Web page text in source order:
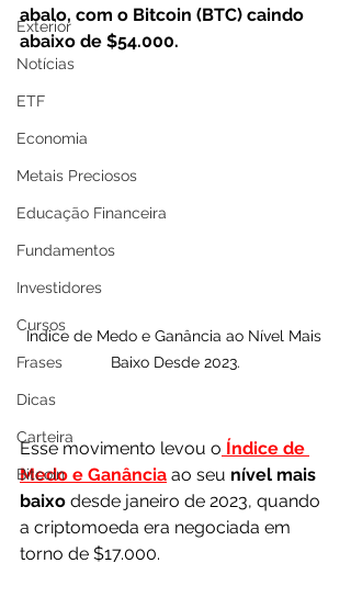
Exterior
Notícias
ETF
Economia
Metais Preciosos
Educação Financeira
Fundamentos
Investidores
Cursos
Frases
Dicas
Carteira
Bitcoin
abalo, com o Bitcoin (BTC) caindo
abaixo de $54.000.
Índice de Medo e Ganância ao Nível Mais
Baixo Desde 2023.
Esse movimento levou o Índice de
Medo e Ganância ao seu nível mais
baixo desde janeiro de 2023, quando
a criptomoeda era negociada em
torno de $17.000.